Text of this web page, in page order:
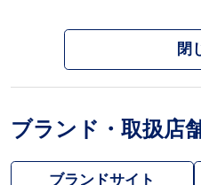
閉
ブランド・取扱店
ブランドサイト